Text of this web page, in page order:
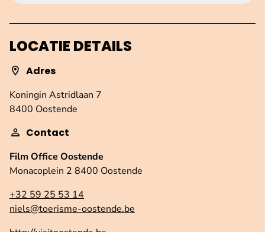
LOCATIE DETAILS
Adres
Koningin Astridlaan 7
8400 Oostende
Contact
Film Office Oostende
Monacoplein 2 8400 Oostende
+32 59 25 53 14
niels@toerisme-oostende.be